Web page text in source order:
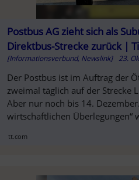
Postbus AG zieht sich als
Direktbus-Strecke zurück |
Online
[Informationsverbund, Newslink] 23.
Der Postbus ist im Auftrag der
zweimal täglich auf der Strecke
Aber nur noch bis 14.
wirtschaftlichen Überlegungen“
tt.com